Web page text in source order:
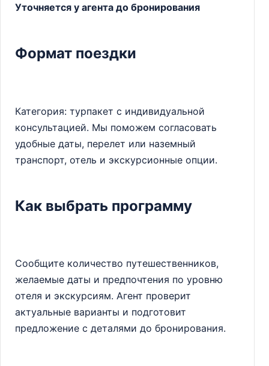
Уточняется у агента до бронирования
Формат поездки
Категория: турпакет с индивидуальной
консультацией. Мы поможем согласовать
удобные даты, перелет или наземный
транспорт, отель и экскурсионные опции.
Как выбрать программу
Сообщите количество путешественников,
желаемые даты и предпочтения по уровню
отеля и экскурсиям. Агент проверит
актуальные варианты и подготовит
предложение с деталями до бронирования.